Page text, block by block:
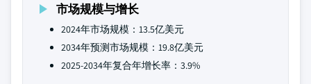
市场规模与增长
2024年市场规模：13.5亿美元
2034年预测市场规模：19.8亿美元
2025-2034年复合年增长率：3.9%